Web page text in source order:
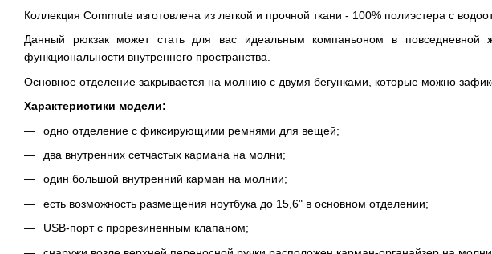
Коллекция Commute изготовлена из легкой и прочной ткани - 100% полиэстера с
Данный рюкзак может стать для вас идеальным компаньоном в повседневной
функциональности внутреннего пространства.
Основное отделение закрывается на молнию с двумя бегунками, которые можно
Характеристики модели:
одно отделение с фиксирующими ремнями для вещей;
два внутренних сетчастых кармана на молни;
один большой внутренний карман на молнии;
есть возможность размещения ноутбука до 15,6" в основном отделении;
USB-порт с прорезиненным клапаном;